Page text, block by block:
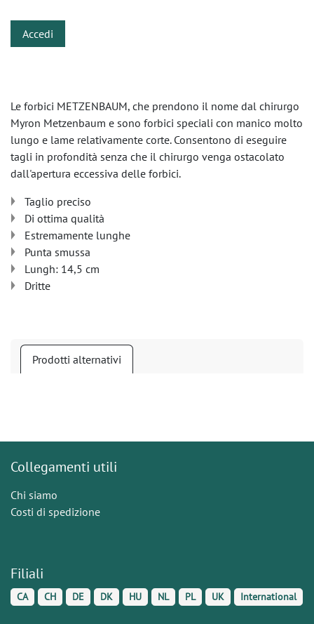
Accedi
Le forbici METZENBAUM, che prendono il nome dal chirurgo
Myron Metzenbaum e sono forbici speciali con manico molto
lungo e lame relativamente corte. Consentono di eseguire
tagli in profondità senza che il chirurgo venga ostacolato
dall'apertura eccessiva delle forbici.
Taglio preciso
Di ottima qualità
Estremamente lunghe
Punta smussa
Lungh: 14,5 cm
Dritte
Prodotti alternativi
Collegamenti utili
Chi siamo
Costi di spedizione
Filiali
CA CH DE DK HU NL PL UK International